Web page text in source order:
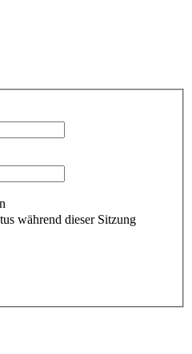
während dieser Sitzung